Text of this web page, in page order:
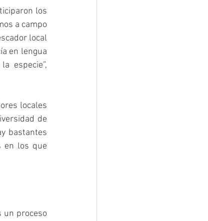
los
a campo
local
en lengua
especie”,
locales
de
bastantes
en los que
un proceso